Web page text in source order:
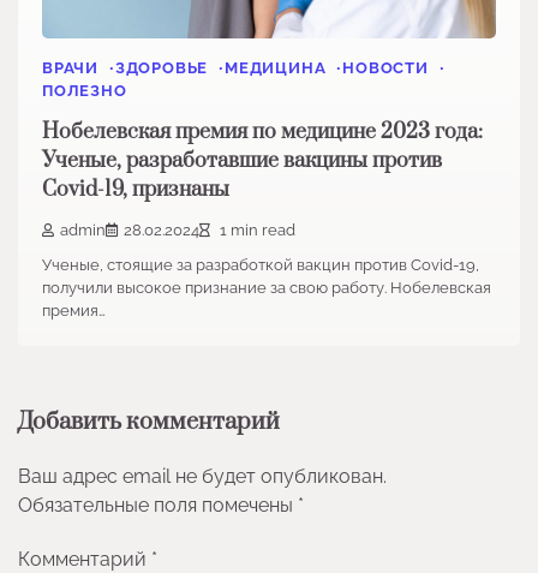
ВРАЧИ ЗДОРОВЬЕ МЕДИЦИНА
НОВОСТИ
ПОЛЕЗНО
Нобелевская премия по медицине 2023 года:
Ученые, разработавшие вакцины против
Covid-19, признаны
admin 28.02.2024
1 min read
Ученые, стоящие за разработкой вакцин против Covid-19,
получили высокое признание за свою работу. Нобелевская
премия…
Добавить комментарий
Ваш адрес email не будет опубликован.
Обязательные поля помечены *
Комментарий *